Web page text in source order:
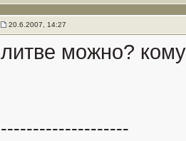
20.6.2007, 14:27
литве можно?
--------------------